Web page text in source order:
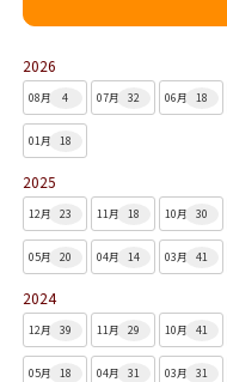
2026
08月 4 07月 32 06月 18
01月 18
2025
12月 23 11月 18 10月 30
05月 20 04月 14 03月 41
2024
12月 39 11月 29 10月 41
05月 18 04月 31 03月 31